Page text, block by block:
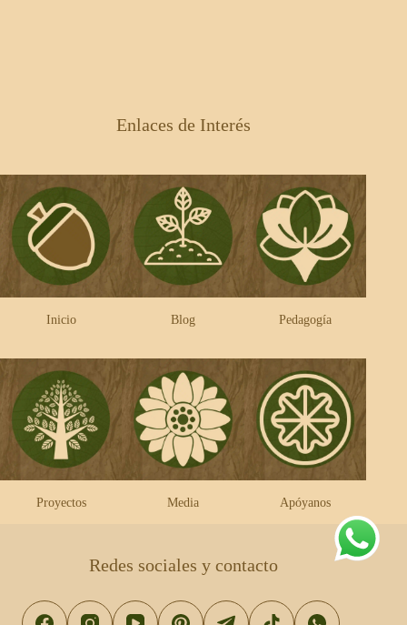
Enlaces de Interés
Inicio Blog Pedagogía
Proyectos Media Apóyanos
Redes sociales y contacto